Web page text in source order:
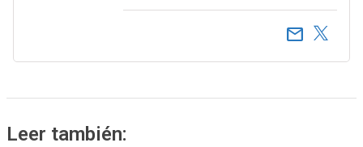
email
Leer también: